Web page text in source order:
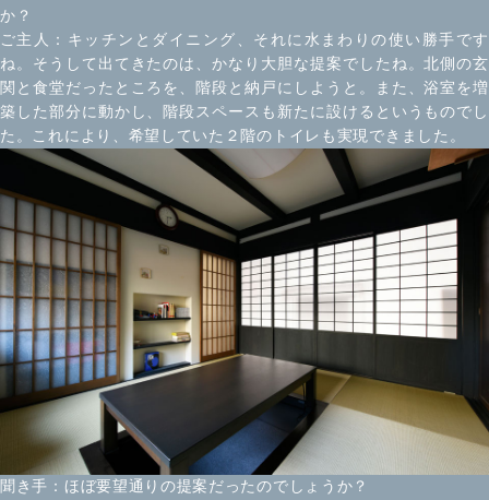
か？
ご主人：キッチンとダイニング、それに水まわりの使い勝手です
ね。そうして出てきたのは、かなり大胆な提案でしたね。北側の玄
関と食堂だったところを、階段と納戸にしようと。また、浴室を増
築した部分に動かし、階段スペースも新たに設けるというものでし
た。これにより、希望していた２階のトイレも実現できました。
聞き手：ほぼ要望通りの提案だったのでしょうか？